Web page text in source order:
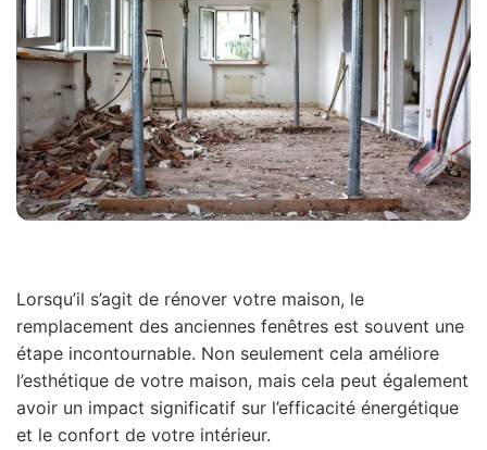
Lorsqu’il s’agit de rénover votre maison, le
remplacement des anciennes fenêtres est souvent une
étape incontournable. Non seulement cela améliore
l’esthétique de votre maison, mais cela peut également
avoir un impact significatif sur l’efficacité énergétique
et le confort de votre intérieur.